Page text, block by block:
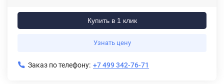
Купить в 1 клик
Узнать цену
Заказ по телефону: +7 499 342-76-71